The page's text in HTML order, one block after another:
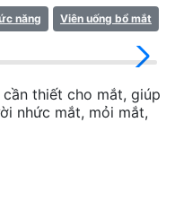
năng Viên uống bổ mắt
thiết cho mắt, giúp
nhức mắt, mỏi mắt,